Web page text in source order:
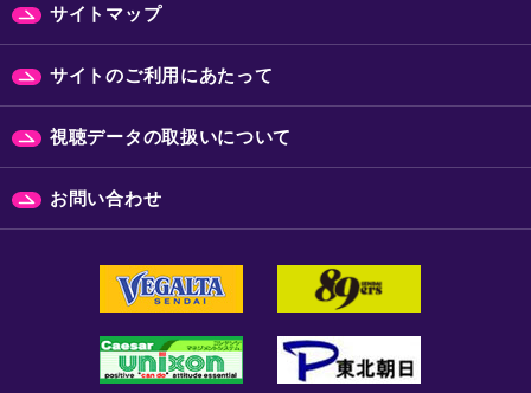
サイトマップ
サイトのご利用にあたって
視聴データの取扱いについて
お問い合わせ